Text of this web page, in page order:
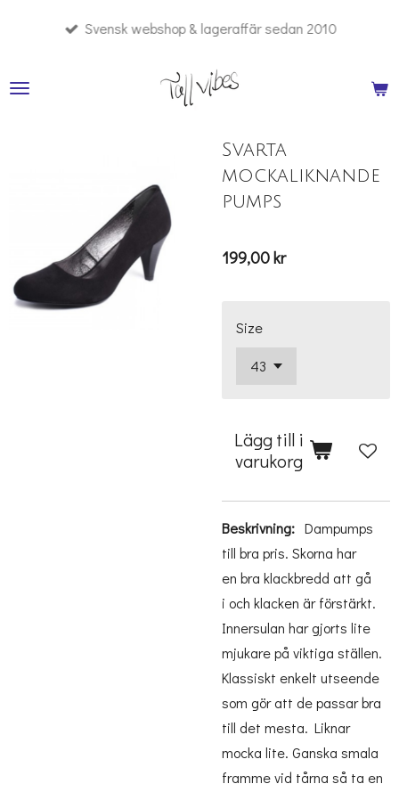
Svensk webshop & lageraffär sedan 2010
Svarta
mockaliknande
pumps
199,00 kr
Size
Lägg till i
varukorg
Beskrivning: Dampumps
till bra pris. Skorna har
en bra klackbredd att gå
i och klacken är förstärkt.
Innersulan har gjorts lite
mjukare på viktiga ställen.
Klassiskt enkelt utseende
som gör att de passar bra
till det mesta. Liknar
mocka lite. Ganska smala
framme vid tårna så ta en